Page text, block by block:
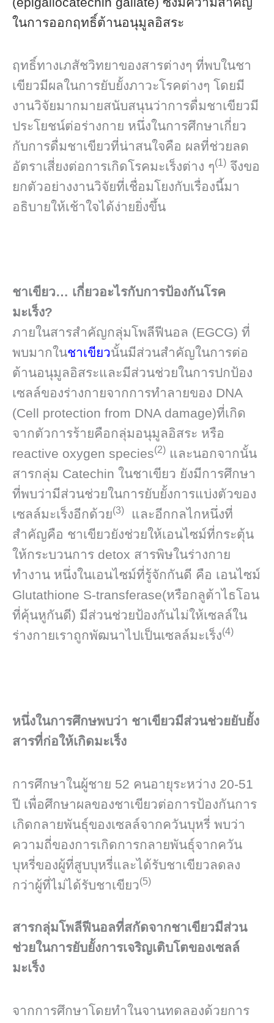
ในการออกฤทธิ์ต้านอนุมูลอิสระ
ฤทธิ์ทางเภสัชวิทยาของสารต่างๆ ที่พบในชา
เขียวมีผลในการยับยั้งภาวะโรคต่างๆ โดยมี
งานวิจัยมากมายสนับสนุนว่าการดื่มชาเขียวมี
ประโยชน์ต่อร่างกาย หนึ่งในการศึกษาเกี่ยว
กับการดื่มชาเขียวที่น่าสนใจคือ ผลที่ช่วยลด
อัตราเสี่ยงต่อการเกิดโรคมะเร็งต่าง ๆ(1) จึงขอ
ยกตัวอย่างงานวิจัยที่เชื่อมโยงกับเรื่องนี้มา
อธิบายให้เช้าใจได้ง่ายยิ่งขึ้น
ชาเขียว… เกี่ยวอะไรกับการป้องกันโรค
มะเร็ง?
ภายในสารสำคัญกลุ่มโพลีฟีนอล (EGCG) ที่
พบมากในชาเขียวนั้นมีส่วนสำคัญในการต่อ
ต้านอนุมูลอิสระและมีส่วนช่วยในการปกป้อง
เซลล์ของร่างกายจากการทำลายของ DNA
(Cell protection from DNA damage)ที่เกิด
จากตัวการร้ายคือกลุ่มอนุมูลอิสระ หรือ
reactive oxygen species(2) และนอกจากนั้น
สารกลุ่ม Catechin ในชาเขียว ยังมีการศึกษา
ที่พบว่ามีส่วนช่วยในการยับยั้งการแบ่งตัวของ
เซลล์มะเร็งอีกด้วย(3)
และอีกกลไกหนึ่งที่
สำคัญคือ ชาเขียวยังช่วยให้เอนไซม์ที่กระตุ้น
ให้กระบวนการ detox สารพิษในร่างกาย
ทำงาน หนึ่งในเอนไซม์ที่รู้จักกันดี คือ เอนไซม์
Glutathione S-transferase(หรือกลูต้าไธโอน
ที่คุ้นหูกันดี) มีส่วนช่วยป้องกันไม่ให้เซลล์ใน
ร่างกายเราถูกพัฒนาไปเป็นเซลล์มะเร็ง(4)
หนึ่งในการศึกษพบว่า ชาเขียวมีส่วนช่วยยับยั้ง
สารที่ก่อให้เกิดมะเร็ง
การศึกษาในผู้ชาย 52 คนอายุระหว่าง 20-51
ปี เพื่อศึกษาผลของชาเขียวต่อการป้องกันการ
เกิดกลายพันธุ์ของเซลล์จากควันบุหรี่ พบว่า
ความถี่ของการเกิดการกลายพันธุ์จากควัน
บุหรี่ของผู้ที่สูบบุหรี่และได้รับชาเขียวลดลง
กว่าผู้ที่ไม่ได้รับชาเขียว(5)
สารกลุ่มโพลีฟีนอลที่สกัดจากชาเขียวมีส่วน
ช่วยในการยับยั้งการเจริญเติบโตของเซลล์
มะเร็ง
จากการศึกษาโดยทำในจานทดลองด้วยการ